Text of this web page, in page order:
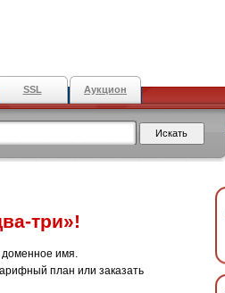
SSL Аукцион
три»!
доменное имя.
план или заказать